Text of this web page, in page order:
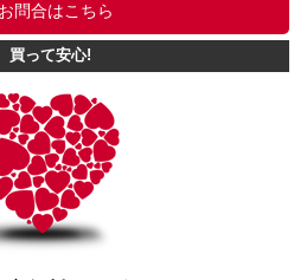
お問合はこちら
買って安心!